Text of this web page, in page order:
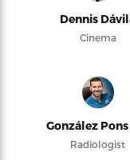
Dennis
Cinema
González
Radiologist